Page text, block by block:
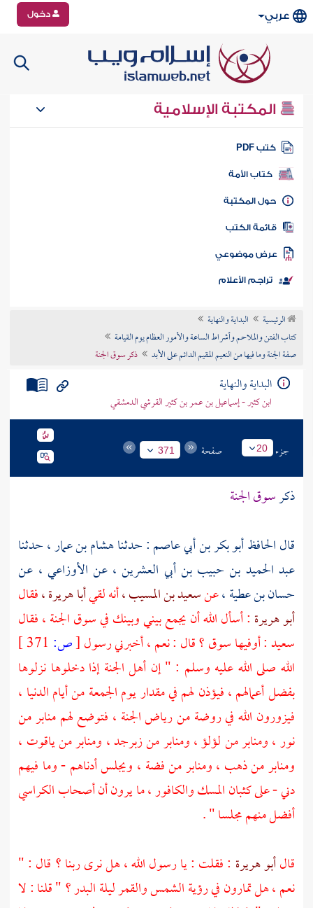
عربي دخول
المكتبة الإسلامية
كتب PDF
كتاب الأمة
المكتبة
الكتب
موضوعي
تراجم الأعلام
الرئيسية
البداية والنهاية
كتاب الفتن والملاحم وأشراط الساعة والأمور العظام يوم القيامة
صفة الجنة وما فيها من النعيم المقيم الدائم على الأبد
ذكر سوق الجنة
البداية والنهاية
ابن كثير - إسماعيل بن عمر بن كثير القرشي الدمشقي
جزء 20 صفحة 371
ذكرسوق الجنة
قالالحافظ أبو بكر بن أبي عاصم: حدثناهشام بن عمار ،حدثنا
عبد الحميد بن حبيب بن أبي العشرين ،عن الأوزاعي ، عن
حسان بن عطية ،عنسعيد بن المسيب ،أنه لقيأبا هريرة ،فقال
أبو هريرة : أسأل الله أن يجمع بيني وبينك في سوق الجنة ، فقال
سعيد: أوفيها سوق ؟ قال : نعم ، أخبرني رسول[ص:
الله صلى الله عليه وسلم : " إن أهل الجنة إذا دخلوها نزلوها
بفضل أعمالهم ، فيؤذن لهم في مقدار يوم الجمعة من أيام الدنيا ،
فيزورون الله في روضة من رياض الجنة ، فتوضع لهم منابر من
نور ، ومنابر من لؤلؤ ، ومنابر من زبرجد ، ومنابر من ياقوت ،
ومنابر من ذهب ، ومنابر من فضة ، ويجلس أدناهم - وما فيهم
دني - على كثبان المسك والكافور ، ما يرون أن أصحاب الكراسي
أفضل منهم مجلسا " .
قالأبو هريرة : فقلت : يا رسول الله ، هل نرى ربنا ؟ قال : "
نعم ، هل تمارون في رؤية الشمس والقمر ليلة البدر ؟ " قلنا : لا